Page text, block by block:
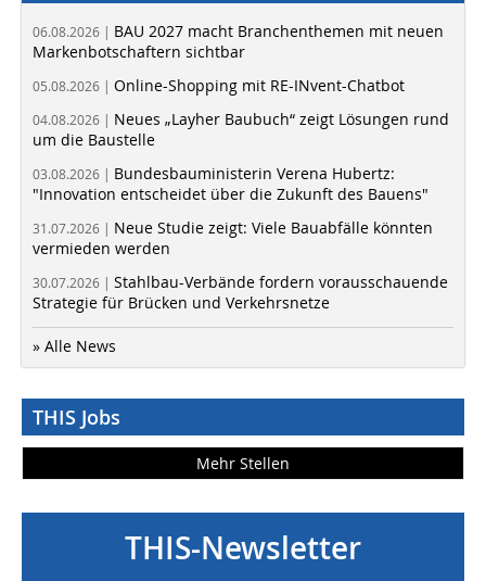
06.08.2026 | BAU 2027 macht Branchenthemen mit neuen
Markenbotschaftern sichtbar
05.08.2026 | Online-Shopping mit RE-INvent-Chatbot
04.08.2026 | Neues „Layher Baubuch“ zeigt Lösungen rund
um die Baustelle
03.08.2026 | Bundesbauministerin Verena Hubertz:
"Innovation entscheidet über die Zukunft des Bauens"
31.07.2026 | Neue Studie zeigt: Viele Bauabfälle könnten
vermieden werden
30.07.2026 | Stahlbau-Verbände fordern vorausschauende
Strategie für Brücken und Verkehrsnetze
» Alle News
THIS Jobs
Mehr Stellen
THIS-Newsletter